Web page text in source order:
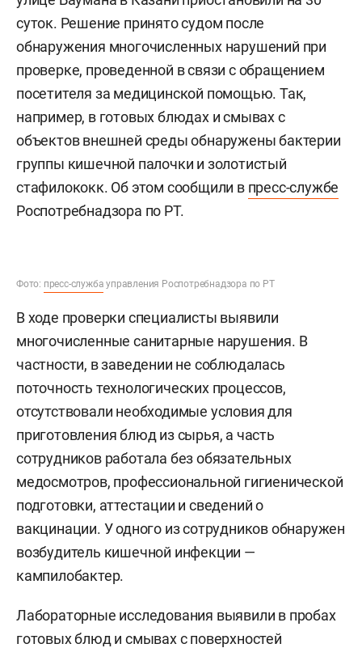
суток. Решение принято судом после
обнаружения многочисленных нарушений при
проверке, проведенной в связи с обращением
посетителя за медицинской помощью. Так,
например, в готовых блюдах и смывах с
объектов внешней среды обнаружены бактерии
группы кишечной палочки и золотистый
стафилококк. Об этом сообщили в пресс-службе
Роспотребнадзора по РТ.
Фото: пресс-служба управления Роспотребнадзора по РТ
В ходе проверки специалисты выявили
многочисленные санитарные нарушения. В
частности, в заведении не соблюдалась
поточность технологических процессов,
отсутствовали необходимые условия для
приготовления блюд из сырья, а часть
сотрудников работала без обязательных
медосмотров, профессиональной гигиенической
подготовки, аттестации и сведений о
вакцинации. У одного из сотрудников обнаружен
возбудитель кишечной инфекции —
кампилобактер.
Лабораторные исследования выявили в пробах
готовых блюд и смывах с поверхностей